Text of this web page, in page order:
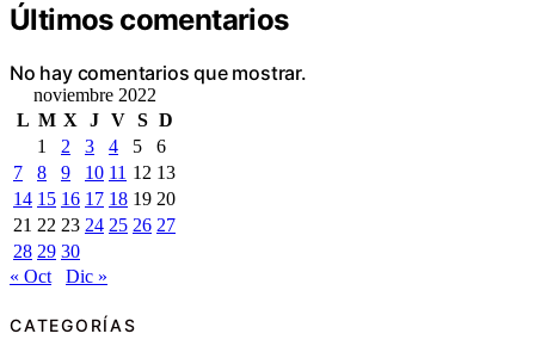
Últimos comentarios
No hay comentarios que mostrar.
noviembre 2022
L M X J V S D
1
2 3 4 5
6
7
8 9 10 11 12 13
14 15 16 17 18 19 20
21 22 23 24 25 26 27
28 29 30
« Oct
Dic »
CATEGORÍAS